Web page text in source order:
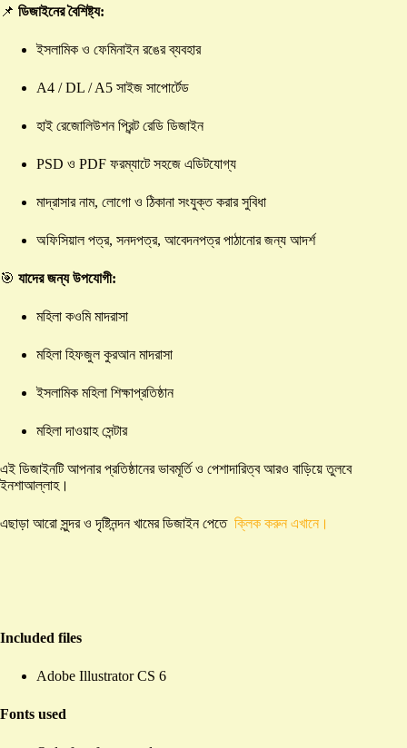
📌 ডিজাইনের বৈশিষ্ট্য:
ইসলামিক ও ফেমিনাইন রঙের ব্যবহার
A4 / DL / A5 সাইজ সাপোর্টেড
হাই রেজোলিউশন প্রিন্ট রেডি ডিজাইন
PSD ও PDF ফরম্যাটে সহজে এডিটযোগ্য
মাদ্রাসার নাম, লোগো ও ঠিকানা সংযুক্ত করার সুবিধা
অফিসিয়াল পত্র, সনদপত্র, আবেদনপত্র পাঠানোর জন্য আদর্শ
🎯 যাদের জন্য উপযোগী:
মহিলা কওমি মাদরাসা
মহিলা হিফজুল কুরআন মাদরাসা
ইসলামিক মহিলা শিক্ষাপ্রতিষ্ঠান
মহিলা দাওয়াহ সেন্টার
এই ডিজাইনটি আপনার প্রতিষ্ঠানের ভাবমূর্তি ও পেশাদারিত্ব আরও বাড়িয়ে তুলবে
ইনশাআল্লাহ।
এছাড়া আরো সুন্দর ও দৃষ্টিনন্দন খামের ডিজাইন পেতে ক্লিক করুন এখানে।
Included files
Adobe Illustrator CS 6
Fonts used